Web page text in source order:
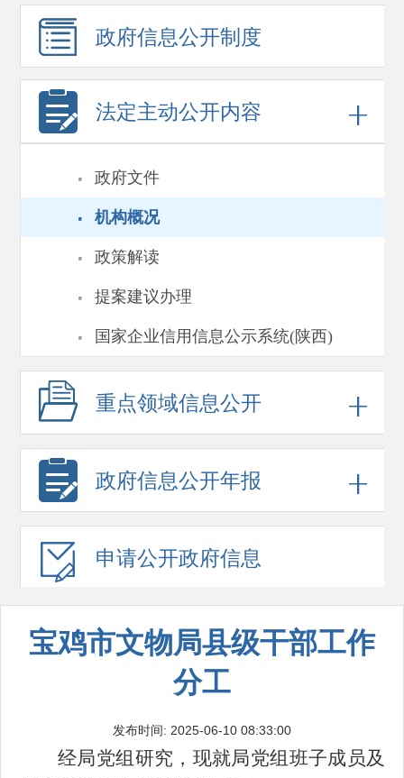
政府信息公开制度
法定主动公开内容
· 政府文件
· 机构概况
· 政策解读
· 提案建议办理
· 国家企业信用信息公示系统(陕西)
重点领域信息公开
政府信息公开年报
申请公开政府信息
宝鸡市文物局县级干部工作
分工
发布时间: 2025-06-10 08:33:00
经局党组研究， 现就局党组班子成员及